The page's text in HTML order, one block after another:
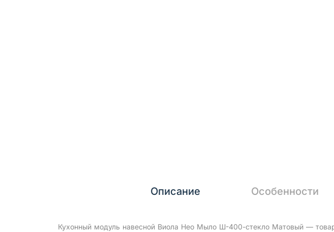
Описание Особенности
Кухонный модуль навесной Виола Нео Мыло Ш-400-стекло Матовый —